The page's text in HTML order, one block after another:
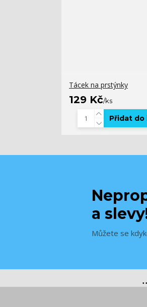
Tácek na prstýnky
129 Kč/ks
Přidat do
a
Můžete se